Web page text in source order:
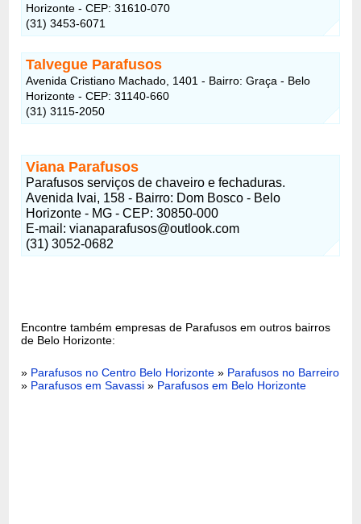
Horizonte - CEP: 31610-070
(31) 3453-6071
Talvegue Parafusos
Avenida Cristiano Machado, 1401 - Bairro: Graça - Belo
Horizonte - CEP: 31140-660
(31) 3115-2050
Viana Parafusos
Parafusos serviços de chaveiro e fechaduras.
Avenida Ivai, 158 - Bairro: Dom Bosco - Belo
Horizonte - MG - CEP: 30850-000
E-mail:vianaparafusos@outlook.com
(31) 3052-0682
Encontre também empresas de Parafusos em outros bairros
de Belo Horizonte:
» Parafusos no Centro Belo Horizonte » Parafusos no Barreiro
» Parafusos em Savassi » Parafusos em Belo Horizonte